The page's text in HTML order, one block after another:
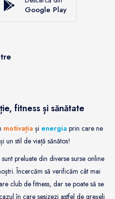
Google Play
fitness și sănătate
motivația și energia prin care ne
un stil de viață sănătos!
preluate din diverse surse online
Încercăm să verificăm cât mai
club de fitness, dar se poate să se
în care sesizezi astfel de greșeli